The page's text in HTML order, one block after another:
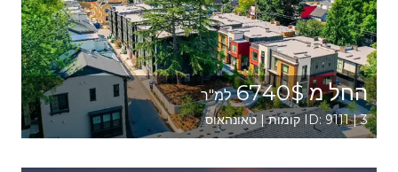
החל מ 6740$ למ"ר
ID: 9111 | 3 קומות | טאונהאוס